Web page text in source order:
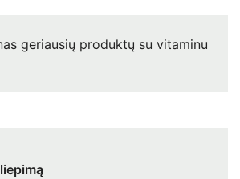
geriausių produktų su vitaminu